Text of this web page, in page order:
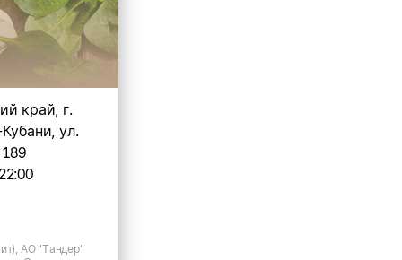
край, г.
ул.
АО "Тандер"